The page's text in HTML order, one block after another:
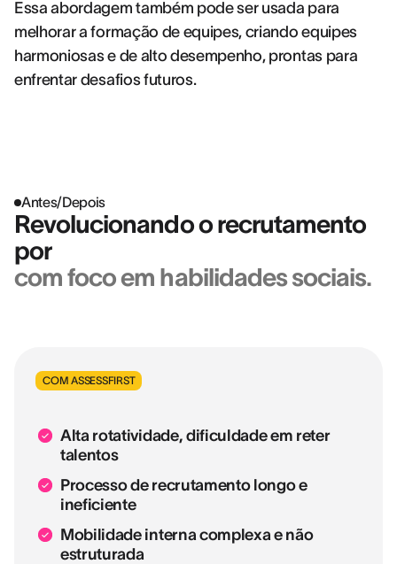
Essa abordagem também pode ser usada para
melhorar a formação de equipes, criando equipes
harmoniosas e de alto desempenho, prontas para
enfrentar desafios futuros.
Antes/Depois
Revolucionando o recrutamento
por
com foco em habilidades sociais.
COM ASSESSFIRST
Alta rotatividade, dificuldade em reter
talentos
Processo de recrutamento longo e
ineficiente
Mobilidade interna complexa e não
estruturada